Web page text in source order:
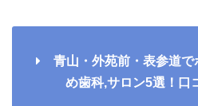
青山・外苑前・表参道で
め歯科,サロン5選！口